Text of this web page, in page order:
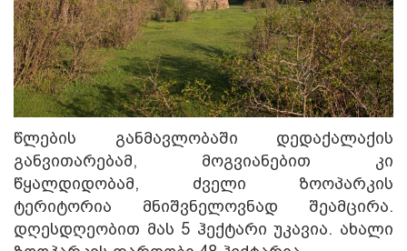
წლების განმავლობაში დედაქალაქის
განვითარებამ, მოგვიანებით კი
წყალდიდობამ, ძველი ზოოპარკის
ტერიტორია მნიშვნელოვნად შეამცირა.
დღესდღეობით მას 5 ჰექტარი უკავია. ახალი